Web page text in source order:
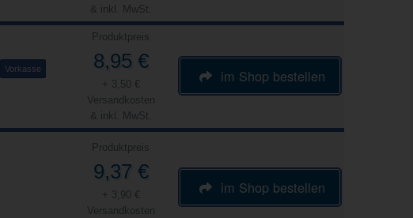
& inkl. MwSt.
Vorkasse
Produktpreis
8,95 €
+ 3,50 €
Versandkosten
& inkl. MwSt.
im Shop bestellen
Produktpreis
9,37 €
+ 3,90 €
Versandkosten
im Shop bestellen